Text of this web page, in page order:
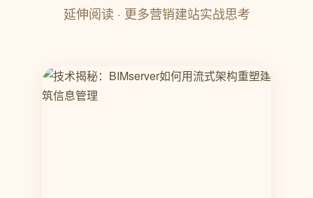
延伸阅读 · 更多营销建站实战思考